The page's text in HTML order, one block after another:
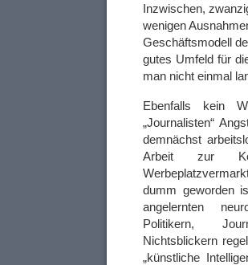
Inzwischen,
wenigen
Geschäftsmodell
gutes Umfeld für
man nicht einmal
Ebenfalls kein
„Journalisten“
demnächst
Arbeit zur
dumm geworden
angelernten
Politikern,
Nichtsblickern
„künstliche